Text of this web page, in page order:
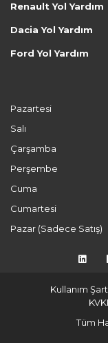
Renault Yol Yardım
Dacia Yol Yardım
Ford Yol Yardım
Pazartesi
Salı
Çarşamba
Perşembe
Cuma
Cumartesi
Pazar (Sadece Satış)
Kullanım
Tüm